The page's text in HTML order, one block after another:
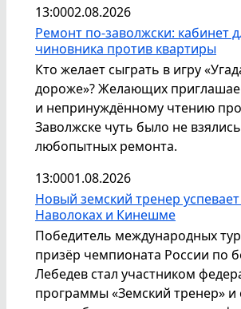
13:0002.08.2026
Ремонт по-заволжски: кабинет
чиновника против квартиры
Кто желает сыграть в игру
дороже»? Желающих
и непринуждённому чтению про
Заволжске чуть было не
любопытных ремонта.
13:0001.08.2026
Новый земский тренер
Наволоках и Кинешме
Победитель международных
призёр чемпионата России по
Лебедев стал участником
программы «Земский тренер» и